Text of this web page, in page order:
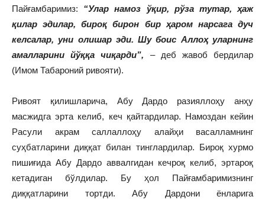
Пайғамбаримиз: “Улар намоз ўқир, рўза тутар, ҳаж
қилар эдилар, бироқ бирон бир ҳаром нарсага дуч
келсалар, уни олишар эди. Шу боис Аллоҳ уларнинг
амалларини йўққа чиқарди”, – деб жавоб бердилар
(Имом Табароний ривояти).
Ривоят қилишларича, Абу Дардо разияллоҳу анҳу
масжидга эрта келиб, кеч қайтардилар. Намоздан кейин
Расули акрам саллаллоҳу алайҳи васалламнинг
суҳбатларини диққат билан тинглардилар. Бироқ хурмо
пишиғида Абу Дардо аввалгидан кечроқ келиб, эртароқ
кетадиган бўлдилар. Бу ҳол Пайғамбаримизнинг
диққатларини тортди. Абу Дардони ёнларига